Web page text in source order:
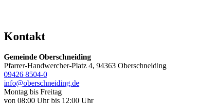
Kontakt
Gemeinde Oberschneiding
Pfarrer-Handwercher-Platz 4, 94363 Oberschneiding
09426 8504-0
info@oberschneiding.de
Montag bis Freitag
von 08:00 Uhr bis 12:00 Uhr